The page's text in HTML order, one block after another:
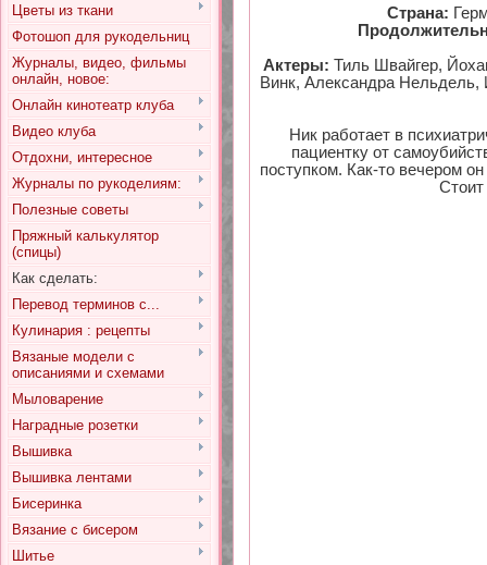
Цветы из ткани
Фотошоп для рукодельниц
Журналы, видео, фильмы
онлайн, новое:
Онлайн кинотеатр клуба
Видео клуба
Отдохни, интересное
Журналы по рукоделиям:
Полезные советы
Пряжный калькулятор
(спицы)
Как сделать:
Перевод терминов с...
Кулинария : рецепты
Вязаные модели с
описаниями и схемами
Мыловарение
Наградные розетки
Вышивка
Вышивка лентами
Бисеринка
Вязание с бисером
Шитье
Страна:
Актеры: Тиль Швайгер,
Винк, Александра
Ник работает в
пациентку от
поступком. Как-то вечером